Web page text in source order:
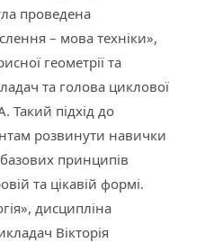
проведена
– мова техніки»,
геометрії та
та голова циклової
Такий підхід до
розвинути навички
принципів
та цікавій формі.
дисципліна
Вікторія